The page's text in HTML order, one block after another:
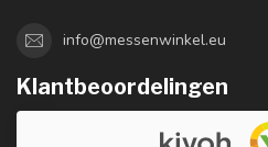
info@messenwinkel.eu
Klantbeoordelingen